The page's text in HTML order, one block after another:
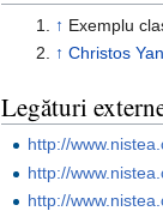
↑ Exemplu
↑ Christos
Legături
http://
http://
http://